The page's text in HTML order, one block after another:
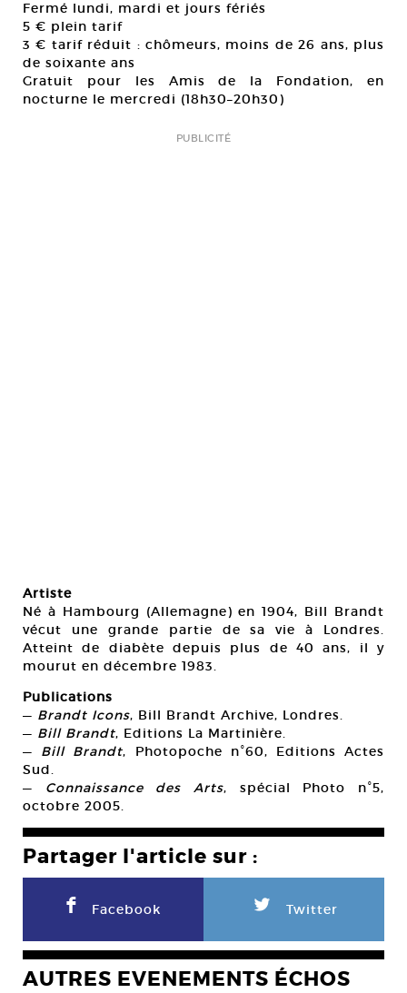
Fermé lundi, mardi et jours fériés
5 € plein tarif
3 € tarif réduit : chômeurs, moins de 26 ans, plus
de soixante ans
Gratuit pour les Amis de la Fondation, en
nocturne le mercredi (18h30–20h30)
PUBLICITÉ
Artiste
Né à Hambourg (Allemagne) en 1904, Bill Brandt
vécut une grande partie de sa vie à Londres.
Atteint de diabète depuis plus de 40 ans, il y
mourut en décembre 1983.
Publications
— Brandt Icons, Bill Brandt Archive, Londres.
— Bill Brandt, Editions La Martinière.
— Bill Brandt, Photopoche n°60, Editions Actes
Sud.
— Connaissance des Arts, spécial Photo n°5,
octobre 2005.
Partager l'article sur :
F Facebook L Twitter
AUTRES EVENEMENTS ÉCHOS